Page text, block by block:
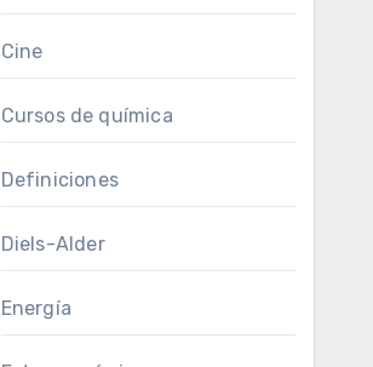
Cine
Cursos de química
Definiciones
Diels-Alder
Energía